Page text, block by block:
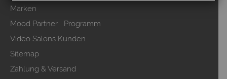
Marken
Mood Partner Programm
Video Salons Kunden
Sitemap
Zahlung & Versand